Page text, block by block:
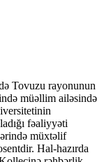
Tovuzu rayonunun
müəllim ailəsində
fəaliyyəti
müxtəlif
Hal-hazırda